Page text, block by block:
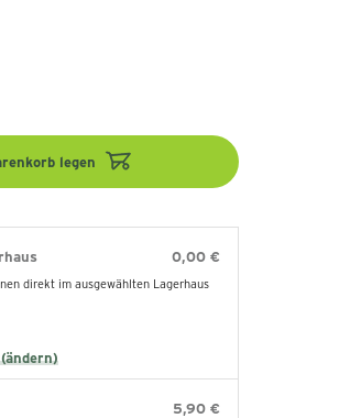
legen
0,00 €
direkt im ausgewählten Lagerhaus
5,90 €